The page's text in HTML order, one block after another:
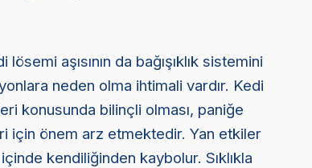
aşısının da bağışıklık sistemini
neden olma ihtimali vardır. Kedi
konusunda bilinçli olması, paniğe
için önem arz etmektedir. Yan etkiler
kendiliğinden kaybolur. Sıklıkla